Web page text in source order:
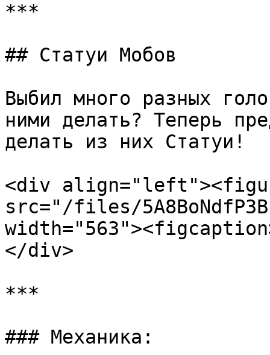
***
## Статуи Мобов
Выбил много разных
ними делать? Теперь
делать из них Статуи!
<div
src="/files/
</div>
***
### Механика: